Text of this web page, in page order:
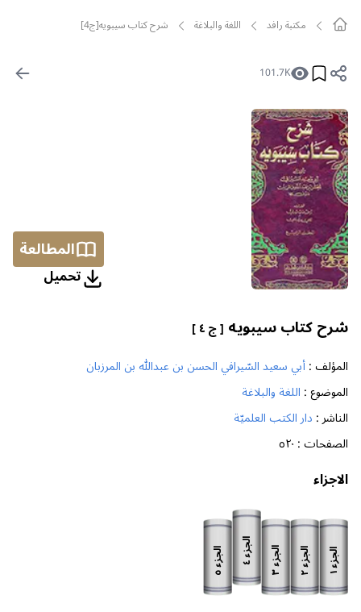
مکتبة رافد اللغة والبلاغة شرح كتاب سيبويه[ج4]
101.7K
المطالعة
تحمیل
شرح كتاب سيبويه [ ج ٤ ]
المؤلف :أبي سعيد السّيرافي الحسن بن عبدالله بن المرزبان
الموضوع : اللغة والبلاغة
الناشر : دار الكتب العلميّة
الصفحات : ٥٢٠
الاجزاء
الجزء
١
الجزء
٢
الجزء
٣
الجزء
٤ الجزء
٥